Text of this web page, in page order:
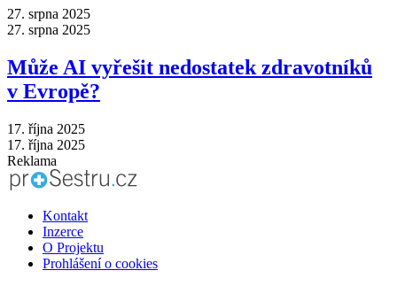
27. srpna 2025
27. srpna 2025
Může AI vyřešit nedostatek zdravotníků
v Evropě?
17. října 2025
17. října 2025
Reklama
Kontakt
Inzerce
O Projektu
Prohlášení o cookies